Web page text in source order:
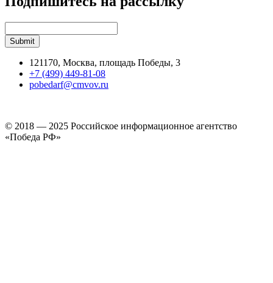
121170, Москва, площадь Победы, 3
+7 (499) 449-81-08
pobedarf@cmvov.ru
© 2018 — 2025 Российское информационное агентство
«Победа РФ»